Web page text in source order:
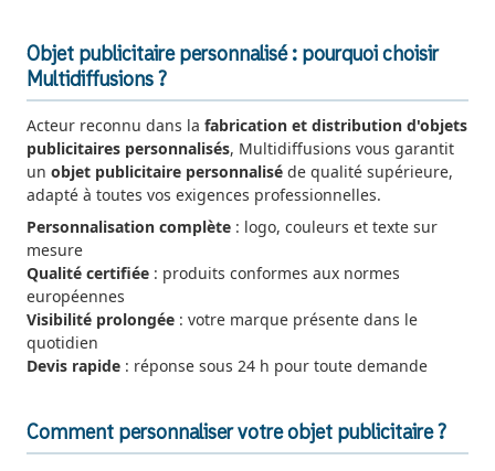
Objet publicitaire personnalisé : pourquoi choisir
Multidiffusions ?
Acteur reconnu dans la fabrication et distribution d'objets
publicitaires personnalisés, Multidiffusions vous garantit
un objet publicitaire personnalisé de qualité supérieure,
adapté à toutes vos exigences professionnelles.
Personnalisation complète : logo, couleurs et texte sur
mesure
Qualité certifiée : produits conformes aux normes
européennes
Visibilité prolongée : votre marque présente dans le
quotidien
Devis rapide : réponse sous 24 h pour toute demande
Comment personnaliser votre objet publicitaire ?